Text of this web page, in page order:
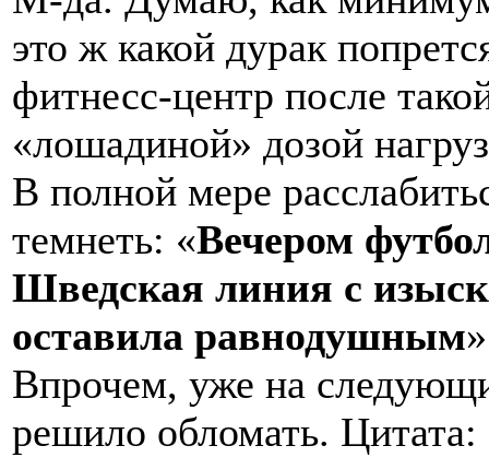
это ж какой дурак
фитнесс-центр после
«лошадиной» дозой
В полной мере
темнеть: «Вечером
Шведская линия с
оставила равнодушным
Впрочем, уже на
решило обломать. Цитата: